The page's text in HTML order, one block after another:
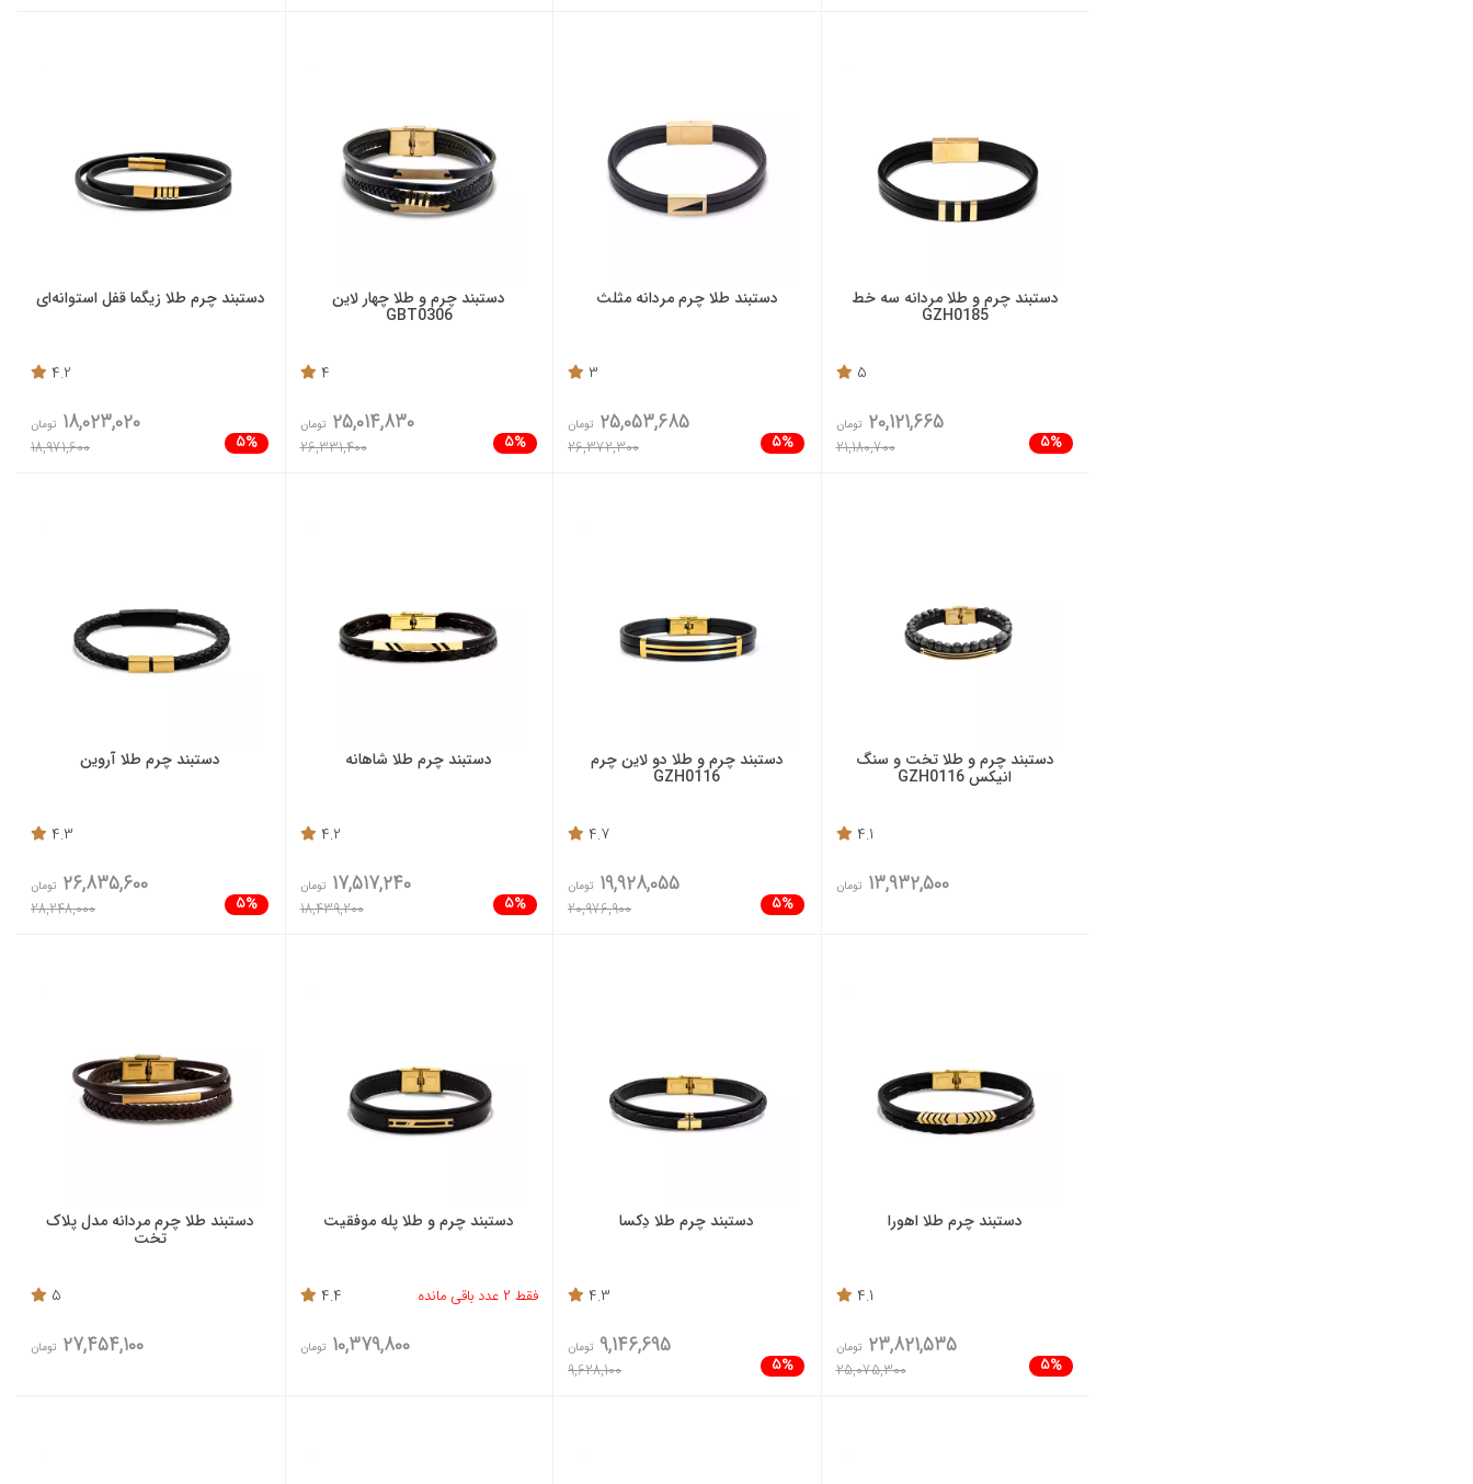
دستبند چرم و طلا مردانه سه خط
GZH0185
5
5%
20,121,665 تومان
21,180,700
دستبند طلا چرم مردانه مثلث
3
5%
25,053,685 تومان
26,372,300
دستبند چرم و طلا چهار لاین
GBT0306
4
5%
25,014,830 تومان
26,331,400
دستبند چرم طلا زیگما قفل استوانه‌ای
4.2
5%
18,023,020 تومان
18,971,600
دستبند چرم و طلا تخت و سنگ
انیکس GZH0116
4.1
13,932,500 تومان
دستبند چرم و طلا دو لاین چرم
GZH0116
4.7
5%
19,928,055 تومان
20,976,900
دستبند چرم طلا شاهانه
4.2
5%
17,517,240 تومان
18,439,200
دستبند چرم طلا آروین
4.3
5%
26,835,600 تومان
28,248,000
دستبند چرم طلا اهورا
4.1
5%
23,821,535 تومان
25,075,300
دستبند چرم طلا دِکسا
4.3
5%
9,146,695 تومان
9,628,100
دستبند چرم و طلا پله موفقیت
فقط 2 عدد باقی مانده 4.4
10,379,800 تومان
دستبند طلا چرم مردانه مدل پلاک
تخت
5
27,454,100 تومان